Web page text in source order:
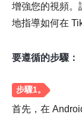
第2步。
增強您的視頻。
地指導如何在
要遵循的步驟：
首先，在